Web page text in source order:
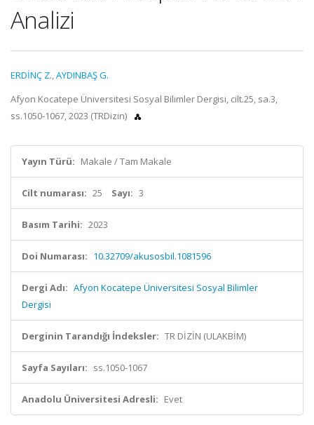
Analizi
ERDİNÇ Z.,AYDINBAŞ G.
Afyon Kocatepe Üniversitesi Sosyal Bilimler Dergisi, cilt.25, sa.3,
ss.1050-1067, 2023 (TRDizin)
Yayın Türü: Makale / Tam Makale
Cilt numarası: 25 Sayı: 3
Basım Tarihi: 2023
Doi Numarası: 10.32709/akusosbil.1081596
Dergi Adı: Afyon Kocatepe Üniversitesi Sosyal Bilimler
Dergisi
Derginin Tarandığı İndeksler: TR DİZİN (ULAKBİM)
Sayfa Sayıları: ss.1050-1067
Anadolu Üniversitesi Adresli: Evet